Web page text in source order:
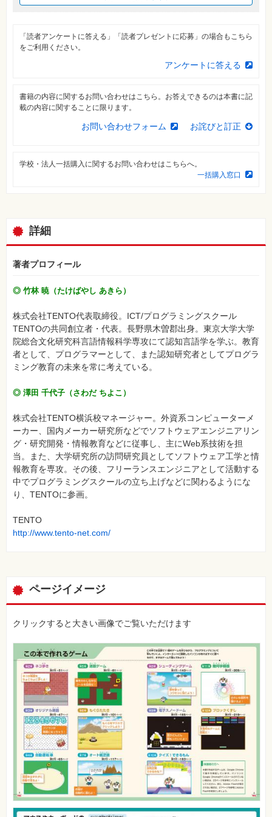
⼀
「読者アンケートに答える」「読者プレゼントに応募」の場合もこちら
をご利用ください。
アンケートに答える
書籍の内容に関するお問い合わせはこちら。お答えできるのは本書に記
載の内容に関することに限ります。
お問い合わせフォーム お詫びと訂正
学校・法人一括購入に関するお問い合わせはこちらへ。
一括購入窓口
詳細
著者プロフィール
◎ 竹林 暁（たけばやし あきら）
株式会社TENTO代表取締役。ICT/プログラミングスクール
TENTOの共同創立者・代表。長野県木曽郡出身。東京大学大学
院総合文化研究科言語情報科学専攻にて認知言語学を学ぶ。教育
者として、プログラマーとして、また認知研究者としてプログラ
ミング教育の未来を常に考えている。
◎ 澤田 千代子（さわだ ちよこ）
株式会社TENTO横浜校マネージャー。外資系コンピューターメ
ーカー、国内メーカー研究所などでソフトウェアエンジニアリン
グ・研究開発・情報教育などに従事し、主にWeb系技術を担
当。また、大学研究所の訪問研究員としてソフトウェア工学と情
報教育を専攻。その後、フリーランスエンジニアとして活動する
中でプログラミングスクールの立ち上げなどに関わるようにな
り、TENTOに参画。
TENTO
http://www.tento-net.com/
ページイメージ
クリックすると大きい画像でご覧いただけます